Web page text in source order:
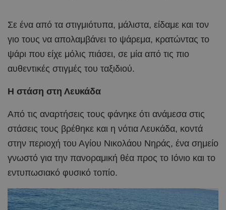
Σε ένα από τα στιγμιότυπα, μάλιστα, είδαμε και τον
γιο τους να απολαμβάνει το ψάρεμα, κρατώντας το
ψάρι που είχε μόλις πιάσει, σε μία από τις πιο
αυθεντικές στιγμές του ταξιδιού.
Η στάση στη Λευκάδα
Από τις αναρτήσεις τους φάνηκε ότι ανάμεσα στις
στάσεις τους βρέθηκε και η νότια Λευκάδα, κοντά
στην περιοχή του Αγίου Νικολάου Νηράς, ένα σημείο
γνωστό για την πανοραμική θέα προς το Ιόνιο και το
εντυπωσιακό φυσικό τοπίο.